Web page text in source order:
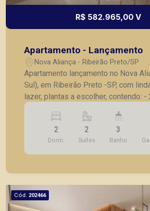
R$ 582.965,00 V
Apartamento - Lançamento
Nova Aliança - Ribeirão Preto/SP
Apartamento lançamento no Nova
Sul), em Ribeirão Preto -SP, com
lazer, plantas a escolher, contendo: - 2 suítes e
lavabo; - Sala 02 ambientes; -
Lavanderia; - Varanda gourmet; - Laje
vagas de garagem . * Entrega prevista para
Dezembro de 2025 * Consultar valores
atualizados e unidades disponíveis.
2
Dorm.
2
Suítes
3
Banho
Cód. 202466